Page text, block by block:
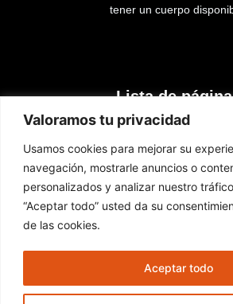
Valoramos tu privacidad
Usamos cookies para mejorar su
navegación, mostrarle anuncios o
personalizados y analizar nuestro
“Aceptar todo” usted da su
de las cookies.
Aceptar todo
tener un cuerpo
Lista de
F
I
Y